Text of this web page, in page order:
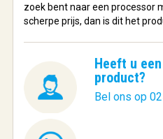
zoek bent naar een processor
scherpe prijs, dan is dit het
Heeft u
product?
Bel ons op